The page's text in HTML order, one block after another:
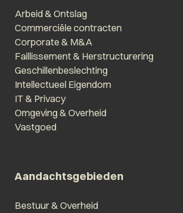
Arbeid & Ontslag
Commerciële contracten
Corporate & M&A
Faillissement & Herstructurering
Geschillenbeslechting
Intellectueel Eigendom
IT & Privacy
Omgeving & Overheid
Vastgoed
Aandachtsgebieden
Bestuur & Overheid